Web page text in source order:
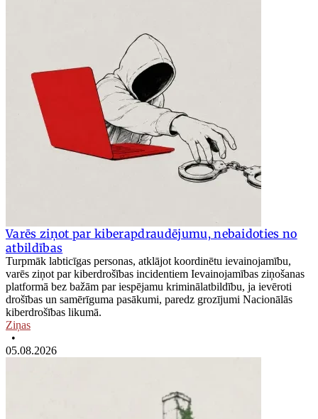
Varēs ziņot par kiberapdraudējumu, nebaidoties no
atbildības
Turpmāk labticīgas personas, atklājot koordinētu ievainojamību,
varēs ziņot par kiberdrošības incidentiem Ievainojamības ziņošanas
platformā bez bažām par iespējamu kriminālatbildību, ja ievēroti
drošības un samērīguma pasākumi, paredz grozījumi Nacionālās
kiberdrošības likumā.
Ziņas
•
05.08.2026